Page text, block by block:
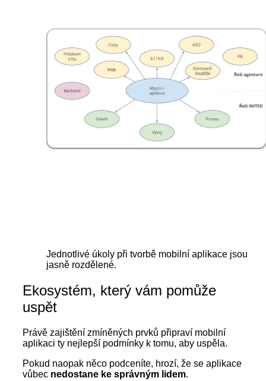
Jednotlivé úkoly při tvorbě mobilní aplikace jsou
jasně rozdělené.
Ekosystém, který vám pomůže
uspět
Právě zajištění zmíněných prvků připraví mobilní
aplikaci ty nejlepší podmínky k tomu, aby uspěla.
Pokud naopak něco podceníte, hrozí, že se aplikace
vůbec nedostane ke správným lidem.